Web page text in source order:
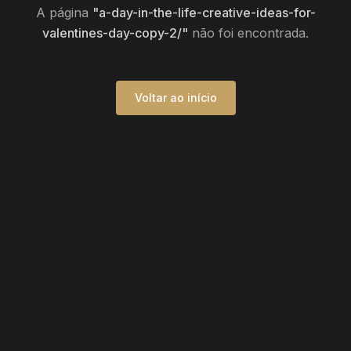
A página "a-day-in-the-life-creative-ideas-for-
valentines-day-copy-2/" não foi encontrada.
Voltar ao início